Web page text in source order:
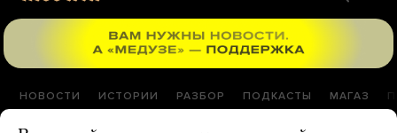
НОВОСТИ ИСТОРИИ РАЗБОР ПОДКАСТЫ МАГАЗ